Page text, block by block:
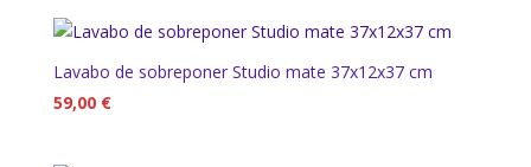
Lavabo de sobreponer Studio mate 37x12x37 cm
59,00 €